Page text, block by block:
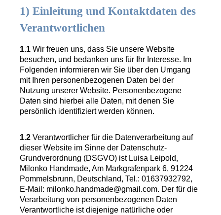
1) Einleitung und Kontaktdaten des
Verantwortlichen
1.1 Wir freuen uns, dass Sie unsere Website
besuchen, und bedanken uns für Ihr Interesse. Im
Folgenden informieren wir Sie über den Umgang
mit Ihren personenbezogenen Daten bei der
Nutzung unserer Website. Personenbezogene
Daten sind hierbei alle Daten, mit denen Sie
persönlich identifiziert werden können.
1.2 Verantwortlicher für die Datenverarbeitung auf
dieser Website im Sinne der Datenschutz-
Grundverordnung (DSGVO) ist Luisa Leipold,
Milonko Handmade, Am Markgrafenpark 6, 91224
Pommelsbrunn, Deutschland, Tel.: 01637932792,
E-Mail: milonko.handmade@gmail.com. Der für die
Verarbeitung von personenbezogenen Daten
Verantwortliche ist diejenige natürliche oder